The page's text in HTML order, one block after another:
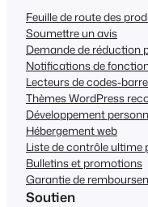
Feuille de route des
Soumettre un avis
Demande de réduction
Notifications de
Lecteurs de codes-
Thèmes WordPress
Développement
Hébergement web
Liste de contrôle ultime
Bulletins et promotions
Garantie de
Soutien